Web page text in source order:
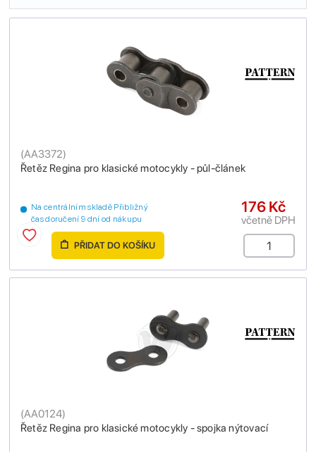
Řetěz Regina pro klasické motocykly - půl-článek
(AA3372)
Na centrálním skladě Přibližný
čas doručení 9 dní od nákupu
176 Kč
včetně DPH
PŘIDAT DO KOŠÍKU
Řetěz Regina pro klasické motocykly - spojka nýtovací
(AA0124)